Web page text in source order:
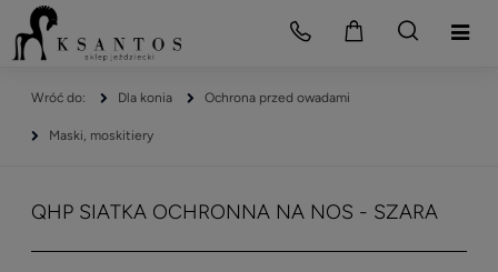
Dla konia Ochrona przed owadami
Maski, moskitiery
QHP SIATKA OCHRONNA NA NOS - SZARA